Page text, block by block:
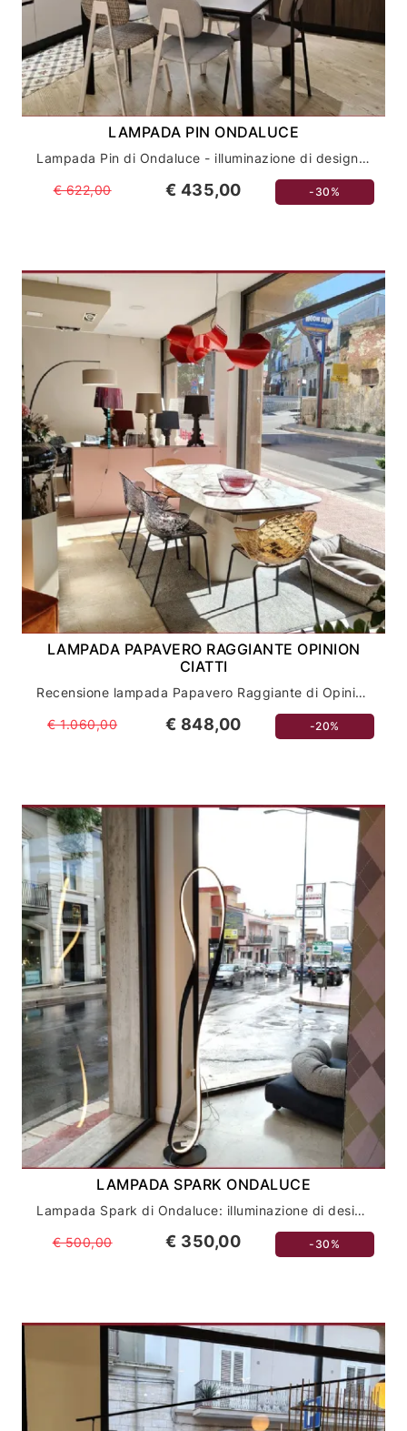
LAMPADA PIN ONDALUCE
Lampada Pin di Ondaluce - illuminazione di design per interni moderni
€ 622,00 € 435,00 -30%
LAMPADA PAPAVERO RAGGIANTE OPINION
CIATTI
Recensione lampada Papavero Raggiante di Opinion Ciatti: illuminazione di design per la tua casa
€ 1.060,00 € 848,00 -20%
LAMPADA SPARK ONDALUCE
Lampada Spark di Ondaluce: illuminazione di design per interni ed esterni
€ 500,00 € 350,00 -30%